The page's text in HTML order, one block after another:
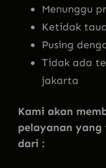
Menunggu
Ketidak
Pusing
Tidak ada
jakarta
Kami akan
pelayanan
dari :